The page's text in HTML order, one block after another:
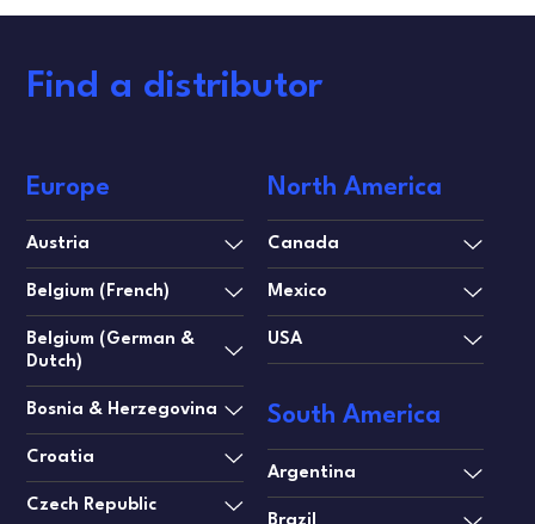
Find a distributor
Europe
Austria
Belgium (French)
Belgium (German &
Dutch)
Bosnia & Herzegovina
Croatia
Czech Republic
North America
Canada
Mexico
USA
South America
Argentina